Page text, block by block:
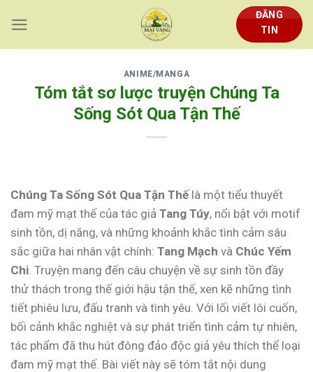
content
ĐĂNG
TIN
ANIME/MANGA
Tóm tắt sơ lược truyện Chúng Ta
Sống Sót Qua Tận Thế
Chúng Ta Sống Sót Qua Tận Thếlà một tiểu thuyết
đam mỹ mạt thế của tác giả Tang Túy, nổi bật với motif
sinh tồn, dị năng, và những khoảnh khắc tình cảm sâu
sắc giữa hai nhân vật chính: Tang Mạch và Chúc Yếm
Chi . Truyện mang đến câu chuyện về sự sinh tồn đầy
thử thách trong thế giới hậu tận thế, xen kẽ những tình
tiết phiêu lưu, đấu tranh và tình yêu. Với lối viết lôi cuốn,
bối cảnh khắc nghiệt và sự phát triển tình cảm tự nhiên,
tác phẩm đã thu hút đông đảo độc giả yêu thích thể loại
đam mỹ mạt thế. Bài viết này sẽ tóm tắt nội dung